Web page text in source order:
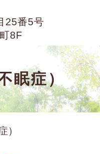
25番5号
8F
眠症）
）